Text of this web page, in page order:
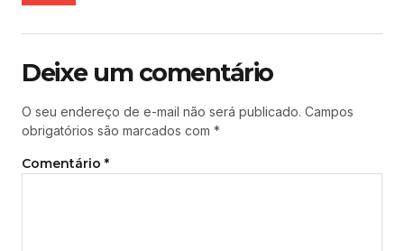
Deixe um comentário
O seu endereço de e-mail não será publicado. Campos
obrigatórios são marcados com *
Comentário *